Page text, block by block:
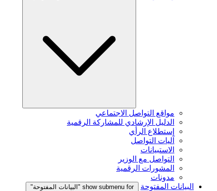
مواقع التواصل الاجتماعي
الدليل الإرشادي للمشاركة الرقمية
إستطلاع الرأي
آليات التواصل
الاستبيانات
التواصل مع الوزير
المشورات الرقمية
مدونات
البيانات المفتوحة
show submenu for "البيانات المفتوحة"